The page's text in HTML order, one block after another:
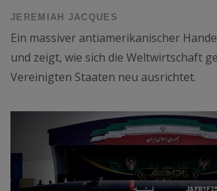
JEREMIAH JACQUES
Ein massiver antiamerikanischer
und zeigt, wie sich die Weltwirtschaft
Vereinigten Staaten neu ausrichtet.